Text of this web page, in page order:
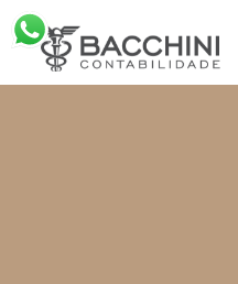
Skip
to
content